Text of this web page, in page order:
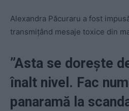
Alexandra Păcuraru a fost
transmițând mesaje toxice din
”Asta se doreşte
înalt nivel. Fac
panaramă la